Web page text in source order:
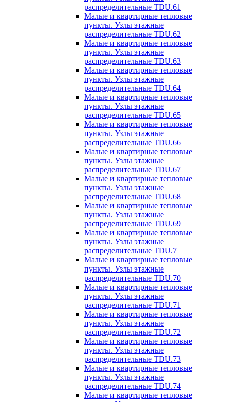
распределительные TDU.61
Малые и квартирные тепловые
пункты. Узлы этажные
распределительные TDU.62
Малые и квартирные тепловые
пункты. Узлы этажные
распределительные TDU.63
Малые и квартирные тепловые
пункты. Узлы этажные
распределительные TDU.64
Малые и квартирные тепловые
пункты. Узлы этажные
распределительные TDU.65
Малые и квартирные тепловые
пункты. Узлы этажные
распределительные TDU.66
Малые и квартирные тепловые
пункты. Узлы этажные
распределительные TDU.67
Малые и квартирные тепловые
пункты. Узлы этажные
распределительные TDU.68
Малые и квартирные тепловые
пункты. Узлы этажные
распределительные TDU.69
Малые и квартирные тепловые
пункты. Узлы этажные
распределительные TDU.7
Малые и квартирные тепловые
пункты. Узлы этажные
распределительные TDU.70
Малые и квартирные тепловые
пункты. Узлы этажные
распределительные TDU.71
Малые и квартирные тепловые
пункты. Узлы этажные
распределительные TDU.72
Малые и квартирные тепловые
пункты. Узлы этажные
распределительные TDU.73
Малые и квартирные тепловые
пункты. Узлы этажные
распределительные TDU.74
Малые и квартирные тепловые